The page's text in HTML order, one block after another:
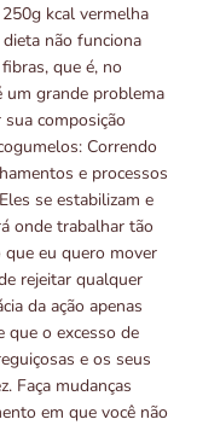
kcal vermelha
não funciona
que é, no
um grande problema
composição
Correndo
e processos
se estabilizam e
onde trabalhar tão
eu quero mover
rejeitar qualquer
da ação apenas
que o excesso de
e os seus
Faça mudanças
em que você não